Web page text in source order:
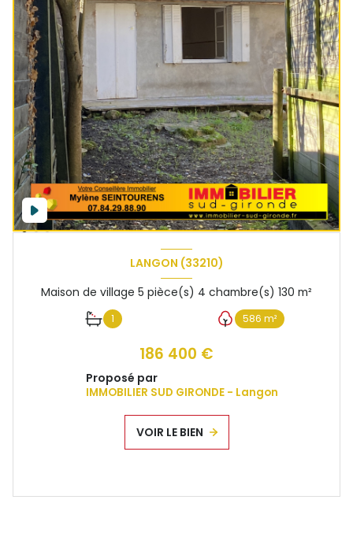
LANGON (33210)
Maison de village 5 pièce(s) 4 chambre(s) 130 m²
1 586 m²
186 400 €
Proposé par
IMMOBILIER SUD GIRONDE - Langon
VOIR LE BIEN